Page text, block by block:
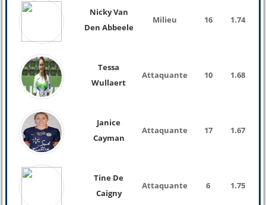
Nicky Van
Den Abbeele
Milieu 16 1.74
Tessa
Wullaert
Attaquante 10 1.68
Janice
Cayman
Attaquante 17 1.67
Tine De
Caigny
Attaquante 6 1.75